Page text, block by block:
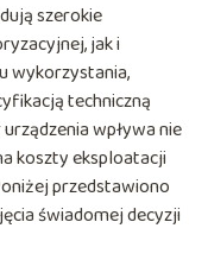
szerokie
jak i
wykorzystania,
techniczną
wpływa nie
koszty eksploatacji
przedstawiono
świadomej decyzji